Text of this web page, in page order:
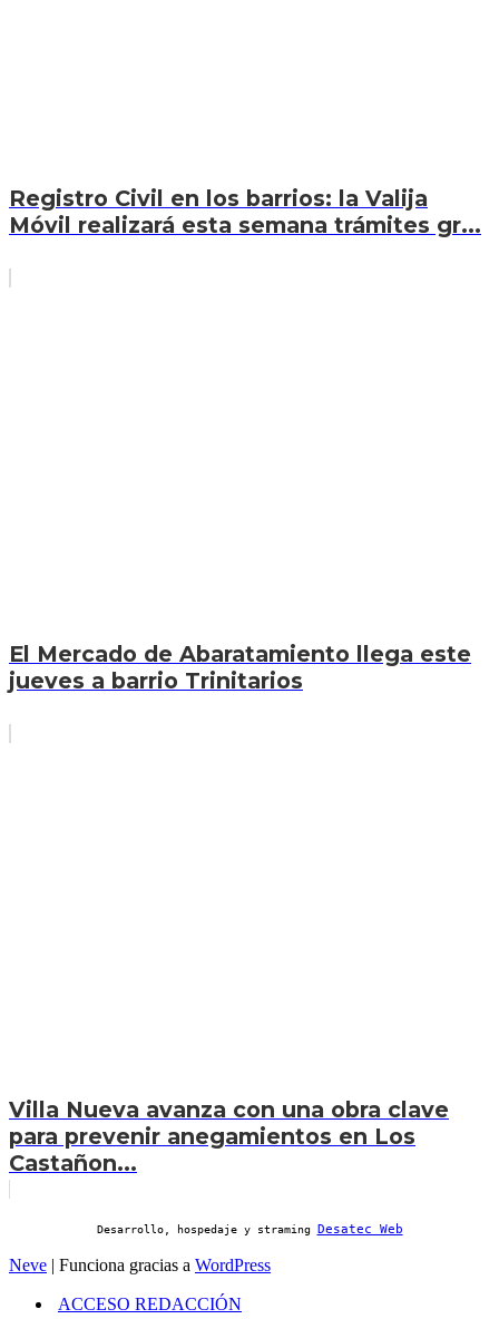
Registro Civil en los barrios: la Valija
Móvil realizará esta semana trámites gr...
El Mercado de Abaratamiento llega este
jueves a barrio Trinitarios
Villa Nueva avanza con una obra clave
para prevenir anegamientos en Los
Castañon...
Desarrollo, hospedaje y straming Desatec Web
Neve | Funciona gracias a WordPress
ACCESO REDACCIÓN